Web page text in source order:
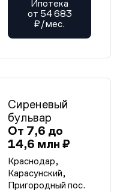
Ипотека
от 54 683
₽/мес.
Сиреневый
бульвар
От 7,6 до
14,6 млн ₽
Краснодар,
Карасунский,
Пригородный пос.